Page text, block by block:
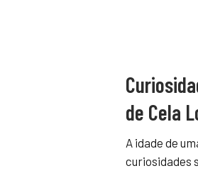
de Cela
A idade de
curiosidades